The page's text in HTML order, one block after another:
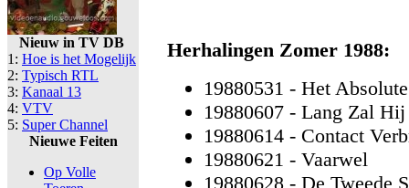
Nieuw in TV DB
1: Hoe is het Mogelijk
2: Typisch RTL
3: Kanaal 13
4: VTV
5: Super Channel
Nieuwe Feiten
Op Volle
Herhalingen Zomer 1988:
19880531 - Het
19880607 - Lang Zal
19880614 - Contact
19880621 - Vaarwel
19880628 - De Tweede